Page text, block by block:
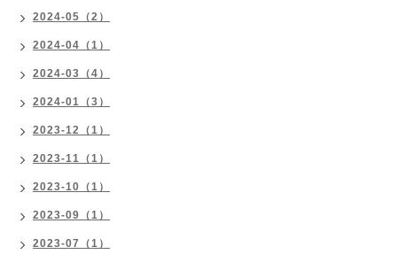
2024-05（2）
2024-04（1）
2024-03（4）
2024-01（3）
2023-12（1）
2023-11（1）
2023-10（1）
2023-09（1）
2023-07（1）